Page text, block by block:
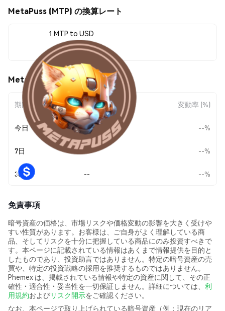
MetaPuss (MTP) の換算レート
1 MTP to USD
--
MetaPuss (MTP) の価格変動
期間 金額変動 変動率 (%)
今日 -- --%
7日 --%
30日 -- --%
免責事項
暗号資産の価格は、市場リスクや価格変動の影響を大きく受けや
すい性質があります。お客様は、ご自身がよく理解している商
品、そしてリスクを十分に把握している商品にのみ投資すべきで
す。本ページに記載されている情報はあくまで情報提供を目的と
したものであり、投資助言ではありません。特定の暗号資産の売
買や、特定の投資戦略の採用を推奨するものではありません。
Phemex は、掲載されている情報や特定の資産に関して、その正
確性・適合性・妥当性を一切保証しません。詳細については、 利
用規約およびリスク開示をご確認ください。
なお、本ページで取り上げられている暗号資産（例：現在のリア